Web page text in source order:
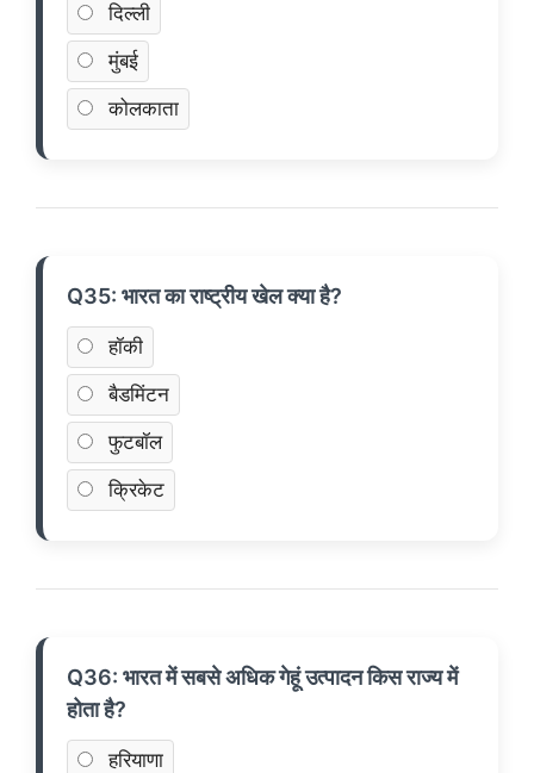
दिल्ली
मुंबई
कोलकाता
Q35: भारत का राष्ट्रीय खेल क्या है?
हॉकी
बैडमिंटन
फुटबॉल
क्रिकेट
Q36: भारत में सबसे अधिक गेहूं उत्पादन किस राज्य में
होता है?
हरियाणा